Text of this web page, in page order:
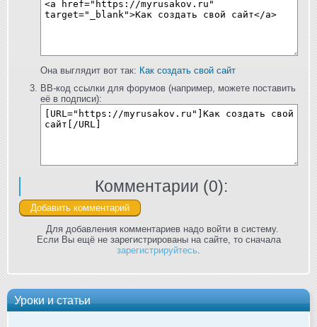
Уроки и статьи
Она выглядит вот так: Как создать свой сайт
BB-код ссылки для форумов (например, можете поставить
её в подписи):
Комментарии (0):
Для добавления комментариев надо войти в систему.
Если Вы ещё не зарегистрированы на сайте, то сначала
зарегистрируйтесь.